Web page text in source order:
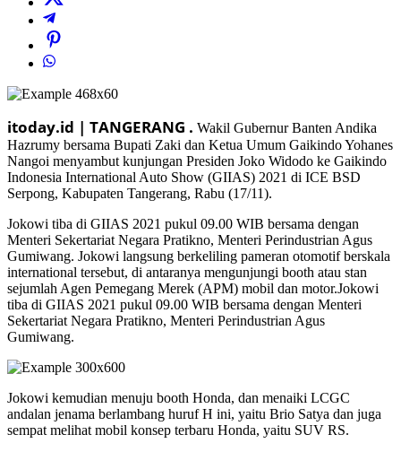
itoday.id | TANGERANG . Wakil Gubernur Banten Andika
Hazrumy bersama Bupati Zaki dan Ketua Umum Gaikindo Yohanes
Nangoi menyambut kunjungan Presiden Joko Widodo ke Gaikindo
Indonesia International Auto Show (GIIAS) 2021 di ICE BSD
Serpong, Kabupaten Tangerang, Rabu (17/11).
Jokowi tiba di GIIAS 2021 pukul 09.00 WIB bersama dengan
Menteri Sekertariat Negara Pratikno, Menteri Perindustrian Agus
Gumiwang. Jokowi langsung berkeliling pameran otomotif berskala
international tersebut, di antaranya mengunjungi booth atau stan
sejumlah Agen Pemegang Merek (APM) mobil dan motor.Jokowi
tiba di GIIAS 2021 pukul 09.00 WIB bersama dengan Menteri
Sekertariat Negara Pratikno, Menteri Perindustrian Agus
Gumiwang.
Jokowi kemudian menuju booth Honda, dan menaiki LCGC
andalan jenama berlambang huruf H ini, yaitu Brio Satya dan juga
sempat melihat mobil konsep terbaru Honda, yaitu SUV RS.